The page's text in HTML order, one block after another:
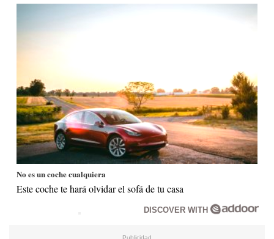
No es un coche cualquiera
Este coche te hará olvidar el sofá de tu casa
DISCOVER WITH